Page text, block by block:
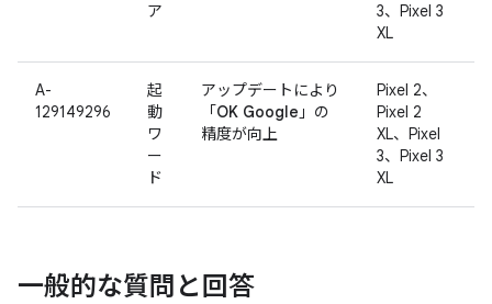
ア
3、Pixel 3
XL
A-
129149296
起
動
ワ
ー
ド
アップデートにより
「OK Google 」の
精度が向上
Pixel 2、
Pixel 2
XL、Pixel
3、Pixel 3
XL
一般的な質問と回答